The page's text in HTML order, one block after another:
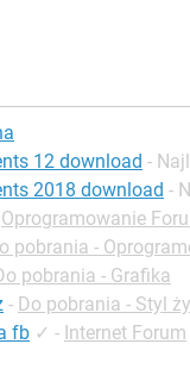
12 download -
2018 download -
Oprogramowanie
pobrania -
pobrania - Grafika
- Do pobrania - Styl
fb ✓ - Internet Forum